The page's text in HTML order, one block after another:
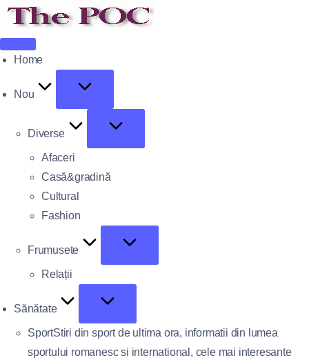
Home
Nou
Diverse
Afaceri
Casă&gradină
Cultural
Fashion
Frumusete
Relații
Sănătate
SportStiri din sport de ultima ora, informatii din lumea
sportului romanesc si international, cele mai interesante